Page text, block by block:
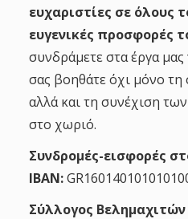
ευχαριστίες σε όλους
ευγενικές προσφορές
συνδράμετε στα έργα μας
σας βοηθάτε όχι μόνο
αλλά και τη συνέχιση
στο χωριό.
Συνδρομές-εισφορές
IBAN:
Σύλλογος